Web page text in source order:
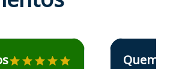
o Aprova Concursos emEstudante Elais
Quem